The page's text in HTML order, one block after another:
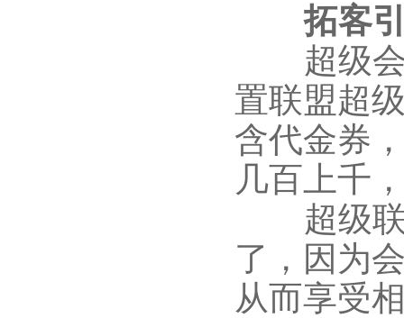
拓客
超级会
置联盟超
含代金券
几百上千
超级联
了，因为
从而享受